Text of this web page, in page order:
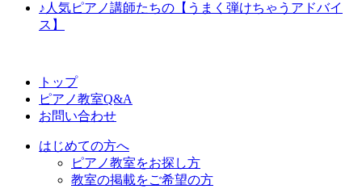
♪人気ピアノ講師たちの【うまく弾けちゃうアドバイ
ス】
トップ
ピアノ教室Q&A
お問い合わせ
はじめての方へ
ピアノ教室をお探し方
教室の掲載をご希望の方